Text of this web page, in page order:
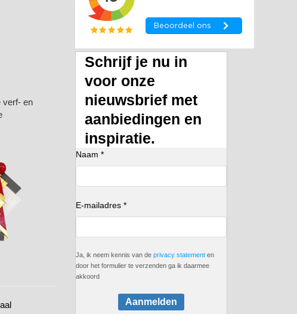
verf- en
Schrijf je nu in
voor onze
nieuwsbrief met
aanbiedingen en
inspiratie.
Naam *
E-mailadres *
Ja, ik neem kennis van de privacy statement en
door het formulier te verzenden ga ik daarmee
akkoord
Aanmelden